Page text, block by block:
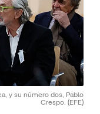
y su número dos, Pablo
Crespo. (EFE)